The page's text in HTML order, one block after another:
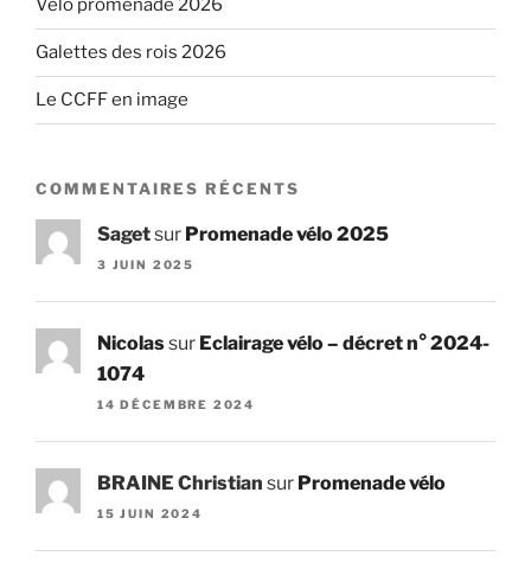
Vélo promenade 2026
Galettes des rois 2026
Le CCFF en image
COMMENTAIRES RÉCENTS
Sagetsur Promenade vélo 2025
3 JUIN 2025
Nicolassur Eclairage vélo – décret n° 2024-
1074
14 DÉCEMBRE 2024
BRAINE Christian sur Promenade vélo
15 JUIN 2024